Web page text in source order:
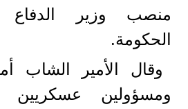
منصب وزير
الحكومة.
وقال الأمير الشاب
ومسؤولين عسكريين